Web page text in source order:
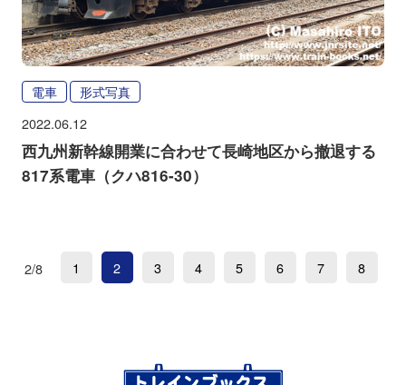
電車 形式写真
2022.06.12
西九州新幹線開業に合わせて長崎地区から撤退する
817系電車（クハ816-30）
2/8 1 2 3 4 5 6 7 8